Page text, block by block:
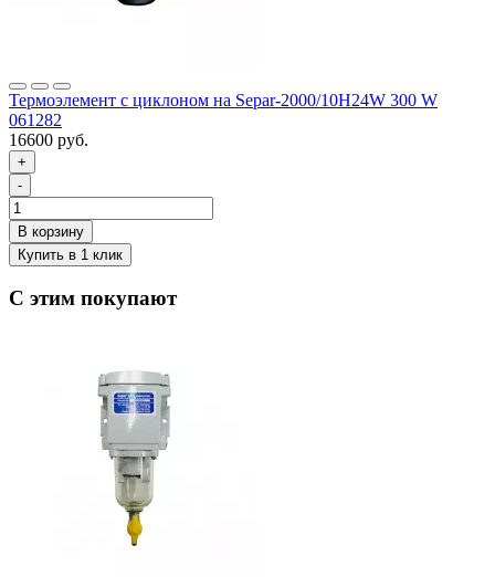
Термоэлемент с циклоном на Separ-2000/10H24W 300 W
061282
16600 руб.
+
-
С этим покупают